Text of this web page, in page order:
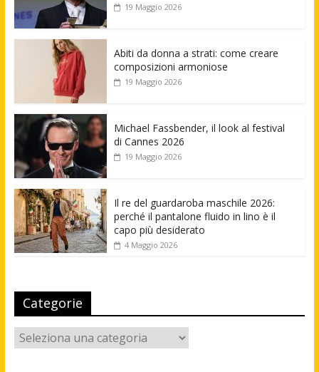
19 Maggio 2026
Abiti da donna a strati: come creare
composizioni armoniose
19 Maggio 2026
Michael Fassbender, il look al festival
di Cannes 2026
19 Maggio 2026
Il re del guardaroba maschile 2026:
perché il pantalone fluido in lino è il
capo più desiderato
4 Maggio 2026
Categorie
Categorie